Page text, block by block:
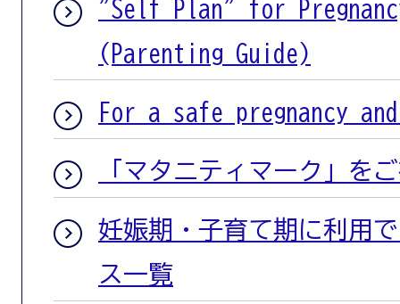
"Self Plan" for
(Parenting Guide)
For a safe pregnancy
「マタニティマーク」を
妊娠期・子育て期に利用
ス一覧